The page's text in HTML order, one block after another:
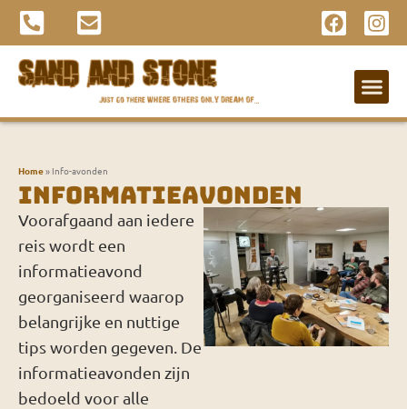
Home» Info-avonden
Informatieavonden
Voorafgaand aan iedere
reis wordt een
informatieavond
georganiseerd waarop
belangrijke en nuttige
tips worden gegeven. De
informatieavonden zijn
bedoeld voor alle